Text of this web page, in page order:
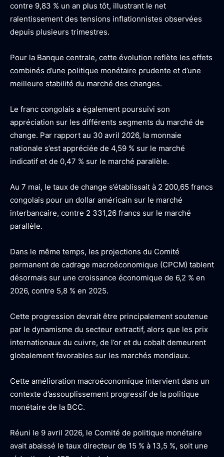
contre 9,83 % un an plus tôt, illustrant le net
ralentissement des tensions inflationnistes observées
depuis plusieurs trimestres.
Pour la Banque centrale, cette évolution reflète les effets
combinés d’une politique monétaire prudente et d’une
meilleure stabilité du marché des changes.
Le franc congolais a également poursuivi son
appréciation sur les différents segments du marché de
change. Par rapport au 30 avril 2026, la monnaie
nationale s’est appréciée de 4,59 % sur le marché
indicatif et de 0,47 % sur le marché parallèle.
Au 7 mai, le taux de change s’établissait à 2 200,65 francs
congolais pour un dollar américain sur le marché
interbancaire, contre 2 331,26 francs sur le marché
parallèle.
Dans le même temps, les projections du Comité
permanent de cadrage macroéconomique (CPCM) tablent
désormais sur une croissance économique de 6,2 % en
2026, contre 5,8 % en 2025.
Cette progression devrait être principalement soutenue
par le dynamisme du secteur extractif, alors que les prix
internationaux du cuivre, de l’or et du cobalt demeurent
globalement favorables sur les marchés mondiaux.
Cette amélioration macroéconomique intervient dans un
contexte d’assouplissement progressif de la politique
monétaire de la BCC.
Réuni le 9 avril 2026, le Comité de politique monétaire
avait abaissé le taux directeur de 15 % à 13,5 %, soit une